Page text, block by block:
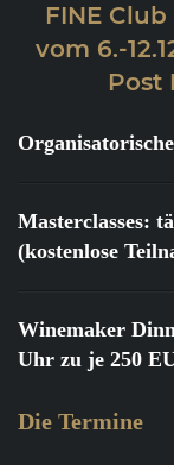
FINE
vom 6.-
Post
Masterclasses:
(kostenlose
Winemaker
Uhr zu je 250
Die Termine